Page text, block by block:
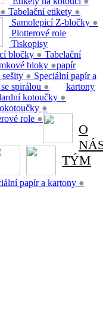
● Tabelační etikety ●
Samolepicí Z-bločky ●
bločky ●
bloky ●
●
spirálou ●
Plotterové role
kotoučky ●
●
role ●
Tiskopisy
Tabelační
papír
Speciální papír a
kartony
papír a kartony ●
O
TÝM